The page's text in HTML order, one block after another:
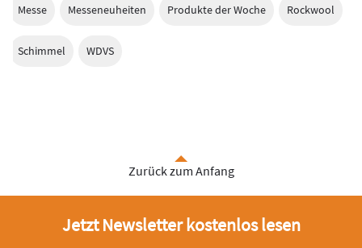
Messe Messeneuheiten Produkte der Woche Rockwool
Schimmel WDVS
Zurück zum Anfang
Jetzt Newsletter kostenlos lesen